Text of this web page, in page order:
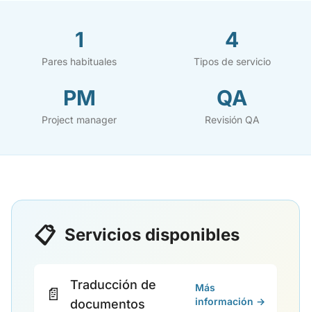
1
Pares habituales
4
Tipos de servicio
PM
Project manager
QA
Revisión QA
📋 Servicios disponibles
📄
Traducción de
documentos
Más
información →